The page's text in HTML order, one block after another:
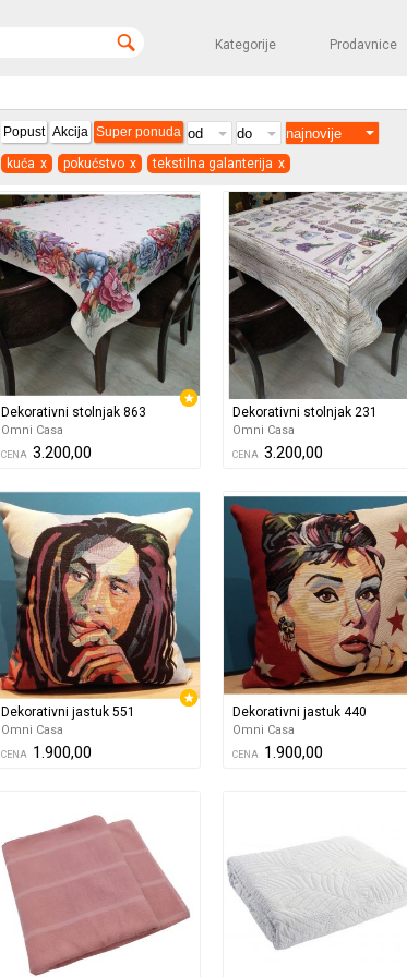
Kategorije Prodavnice
Popust Akcija Super ponuda
kuća x pokućstvo x tekstilna galanterija x
Dekorativni stolnjak 863
Omni Casa
CENA 3.200,00
Dekorativni stolnjak 231
Omni Casa
CENA 3.200,00
Dekorativni jastuk 551
Omni Casa
CENA 1.900,00
Dekorativni jastuk 440
Omni Casa
CENA 1.900,00